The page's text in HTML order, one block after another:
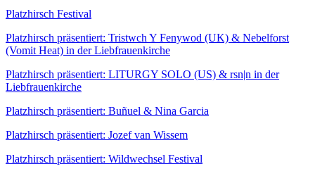
Platzhirsch Festival
Platzhirsch präsentiert: Tristwch Y Fenywod (UK) & Nebelforst
(Vomit Heat) in der Liebfrauenkirche
Platzhirsch präsentiert: LITURGY SOLO (US) & rsn|n in der
Liebfrauenkirche
Platzhirsch präsentiert: Buñuel & Nina Garcia
Platzhirsch präsentiert: Jozef van Wissem
Platzhirsch präsentiert: Wildwechsel Festival